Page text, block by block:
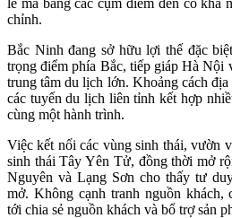
chỉnh.
Bắc Ninh đang sở hữu lợi thế đặc
trọng điểm phía Bắc, tiếp giáp Hà Nội
trung tâm du lịch lớn. Khoảng cách
các tuyến du lịch liên tỉnh kết hợp
cùng một hành trình.
Việc kết nối các vùng sinh thái, vườn
sinh thái Tây Yên Tử, đồng thời mở
Nguyên và Lạng Sơn cho thấy tư
mở. Không cạnh tranh nguồn khách,
tới chia sẻ nguồn khách và bổ trợ sản